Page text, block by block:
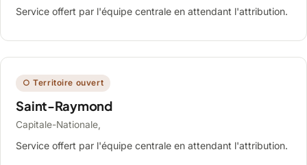
Service offert par l'équipe centrale en attendant l'attribution.
○ Territoire ouvert
Saint-Raymond
Capitale-Nationale,
Service offert par l'équipe centrale en attendant l'attribution.